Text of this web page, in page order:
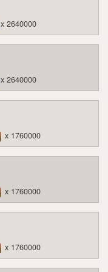
x 2640000
x 2640000
x 1760000
x 1760000
x 1760000